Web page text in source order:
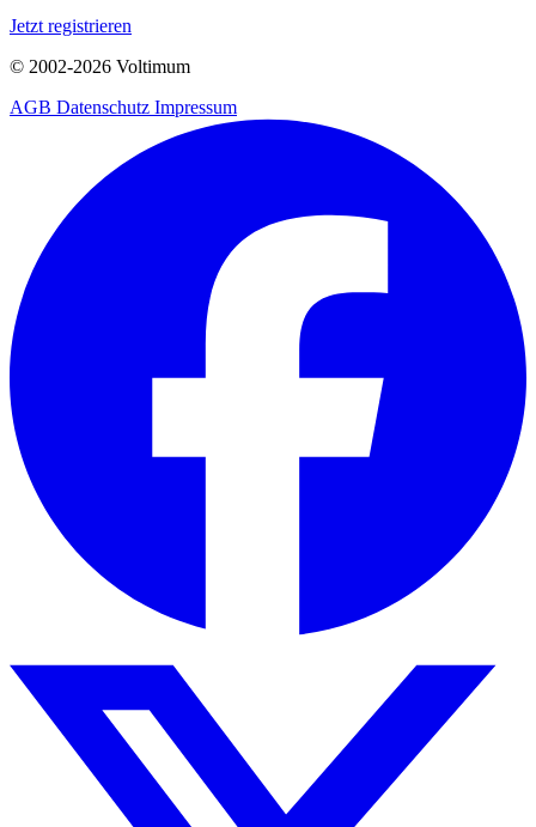
Jetzt registrieren
© 2002-2026 Voltimum
AGB Datenschutz Impressum